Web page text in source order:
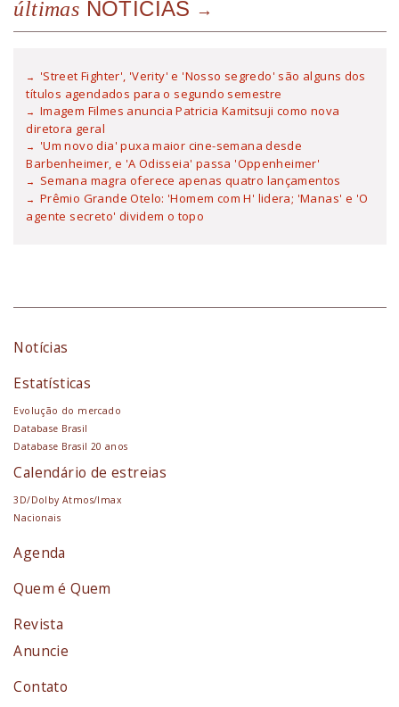
últimas NOTÍCIAS
'Street Fighter', 'Verity' e 'Nosso segredo' são alguns dos
títulos agendados para o segundo semestre
Imagem Filmes anuncia Patricia Kamitsuji como nova
diretora geral
'Um novo dia' puxa maior cine-semana desde
Barbenheimer, e 'A Odisseia' passa 'Oppenheimer'
Semana magra oferece apenas quatro lançamentos
Prêmio Grande Otelo: 'Homem com H' lidera; 'Manas' e 'O
agente secreto' dividem o topo
Notícias
Estatísticas
Evolução do mercado
Database Brasil
Database Brasil 20 anos
Calendário de estreias
3D/Dolby Atmos/Imax
Nacionais
Agenda
Quem é Quem
Revista
Anuncie
Contato